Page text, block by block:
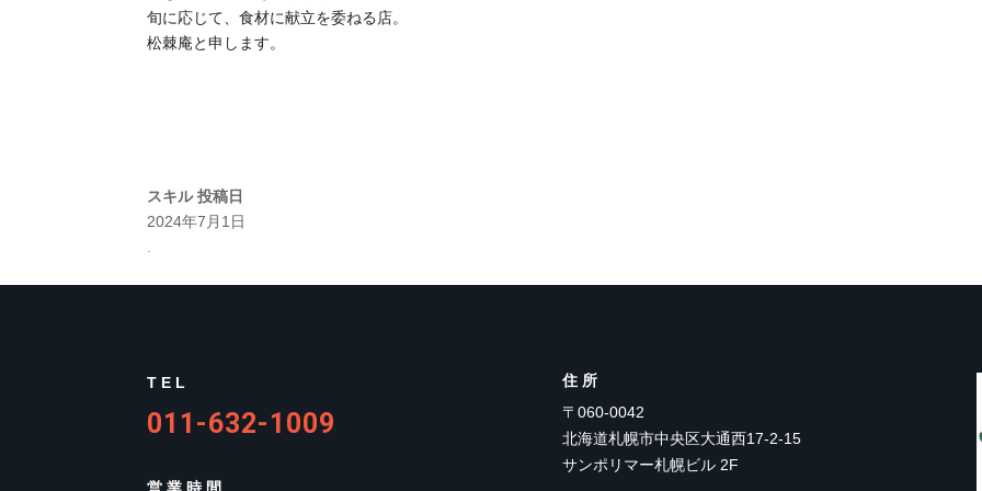
旬に応じて、食材に献立を委ねる店。
松棘庵と申します。
スキル 投稿日
2024年7月1日
TEL
011-632-1009
住所
〒060-0042
北海道札幌市中央区大通西17-2-15
サンポリマー札幌ビル 2F